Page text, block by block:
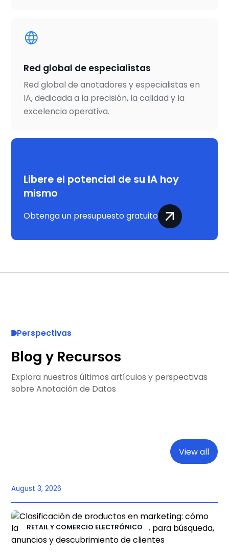
Red global de especialistas
Red global de anotadores y especialistas en
IA, dedicada a la precisión, la calidad y la
excelencia operativa.
Libere el potencial de su IA hoy
mismo
Obtenga un presupuesto gratuito
Perspectivas
Blog y Recursos
Explora nuestros últimos artículos y perspectivas
sobre Anotación de Datos
View all
August 3, 2026
RETAIL Y COMERCIO ELECTRÓNICO